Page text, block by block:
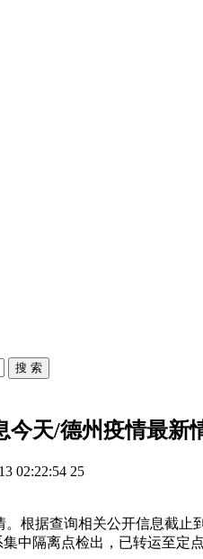
搜 索
今天/德州疫情最新
02:22:54 25
。根据查询相关公开信息截
中隔离点检出，已转运至定